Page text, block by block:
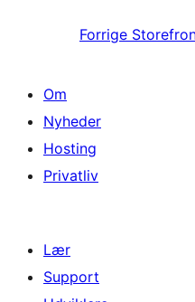
Forrige
Om
Nyheder
Hosting
Privatliv
Lær
Support